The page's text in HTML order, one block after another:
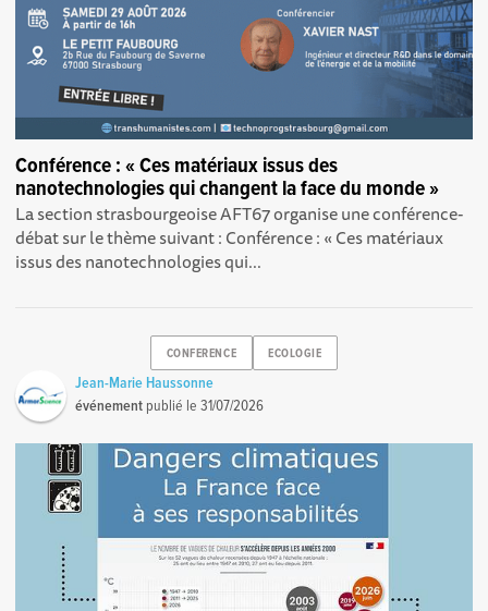
Conférence : « Ces matériaux issus des
nanotechnologies qui changent la face du monde »
La section strasbourgeoise AFT67 organise une conférence-
débat sur le thème suivant : Conférence : « Ces matériaux
issus des nanotechnologies qui...
CONFERENCE ECOLOGIE
Jean-Marie Haussonne
événement publié le31/07/2026